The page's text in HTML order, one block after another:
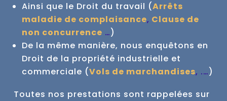
Ainsi que le Droit du travail (Arrêts
maladie de complaisance, Clause de
non concurrence …)
De la même manière, nous enquêtons en
Droit de la propriété industrielle et
commerciale (Vols de marchandises, .…)
Toutes nos prestations sont rappelées sur